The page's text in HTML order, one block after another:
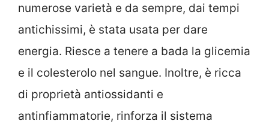
numerose varietà e da sempre, dai tempi
antichissimi, è stata usata per dare
energia. Riesce a tenere a bada la glicemia
e il colesterolo nel sangue. Inoltre, è ricca
di proprietà antiossidanti e
antinfiammatorie, rinforza il sistema